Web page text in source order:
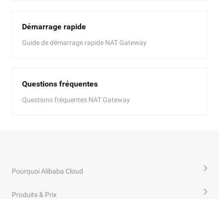
Démarrage rapide
Guide de démarrage rapide NAT Gateway
Questions fréquentes
Questions fréquentes NAT Gateway
Pourquoi Alibaba Cloud
Produits & Prix